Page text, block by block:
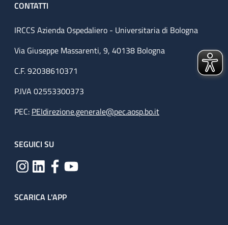
CONTATTI
IRCCS Azienda Ospedaliero - Universitaria di Bologna
Via Giuseppe Massarenti, 9, 40138 Bologna
C.F. 92038610371
P.IVA 02553300373
PEC: PEIdirezione.generale@pec.aosp.bo.it
SEGUICI SU
SCARICA L'APP